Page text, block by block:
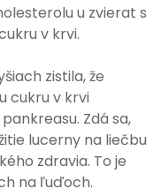
u zvierat s
v krvi.
zistila, že
cukru v krvi
Zdá sa,
lucerny na liečbu
zdravia. To je
na ľuďoch.